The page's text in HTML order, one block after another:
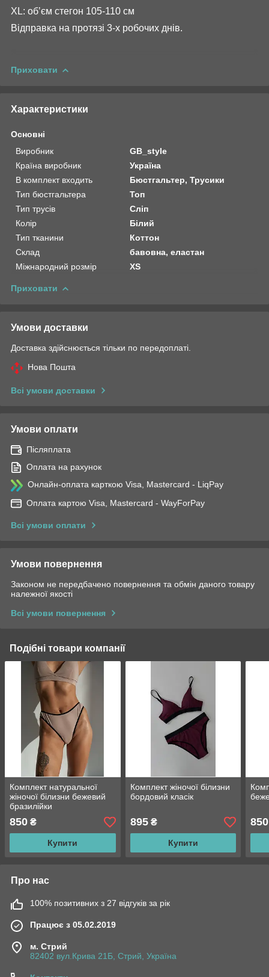
XL: обʼєм стегон 105-110 см
Відправка на протязі 3-х робочих днів.
Приховати
Характеристики
Основні
Виробник
GB_style
Країна виробник
Україна
В комплект входить
Бюстгальтер, Трусики
Тип бюстгальтера
Топ
Тип трусів
Сліп
Колір
Білий
Тип тканини
Коттон
Склад
бавовна, еластан
Міжнародний розмір
XS
Приховати
Умови доставки
Доставка здійснюється тільки по передоплаті.
Нова Пошта
Всі умови доставки
Умови оплати
Післяплата
Оплата на рахунок
Онлайн-оплата карткою Visa, Mastercard - LiqPay
Оплата картою Visa, Mastercard - WayForPay
Всі умови оплати
Умови повернення
Законом не передбачено повернення та обмін даного товару
належної якості
Всі умови повернення
Подібні товари компанії
Комплект натуральної
жіночої білизни бежевий
бразилійки
850 ₴
Купити
Комплект жіночої білизни
бордовий класік
895₴
Купити
850
Про нас
100% позитивних з 27 відгуків за рік
Працює з 05.02.2019
м. Стрий
82402 вул.Крива 21Б, Стрий, Україна